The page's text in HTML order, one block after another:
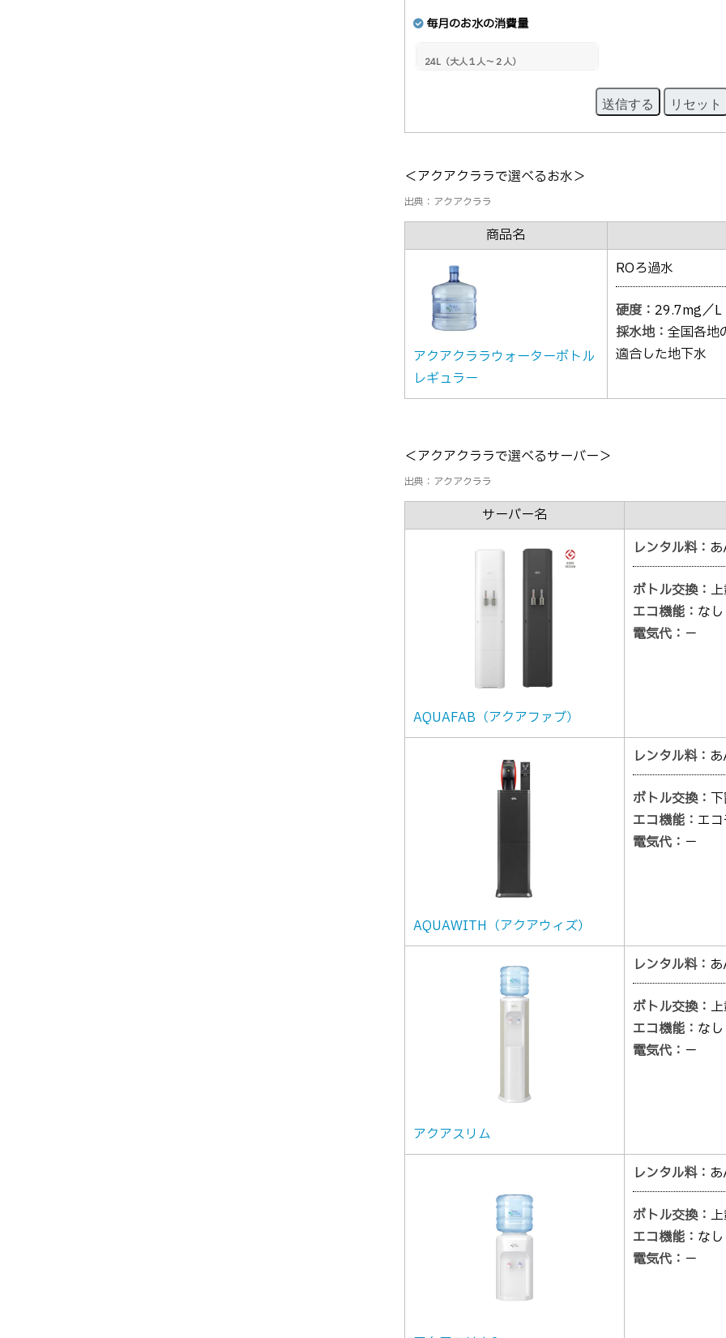
毎月のお水の消費量
送信する リセット
＜アクアクララで選べるお水＞
出典：アクアクララ
商品名
アクアクララウォーターボトル
レギュラー
ROろ過水
硬度： 29.7mg／L
採水地： 全国各地
適合した地下水
＜アクアクララで選べるサーバー＞
出典：アクアクララ
サーバー名
AQUAFAB（アクアファブ）
レンタル料：
ボトル交換：
エコ機能： なし
電気代： －
AQUAWITH（アクアウィズ）
レンタル料：
ボトル交換：
エコ機能： エ
電気代： －
アクアスリム
レンタル料：
ボトル交換：
エコ機能： なし
電気代： －
レンタル料：
ボトル交換：
エコ機能： なし
電気代： －